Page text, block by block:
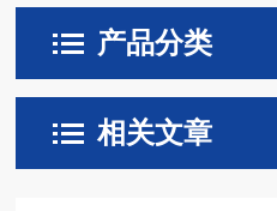
产品分类
相关文章